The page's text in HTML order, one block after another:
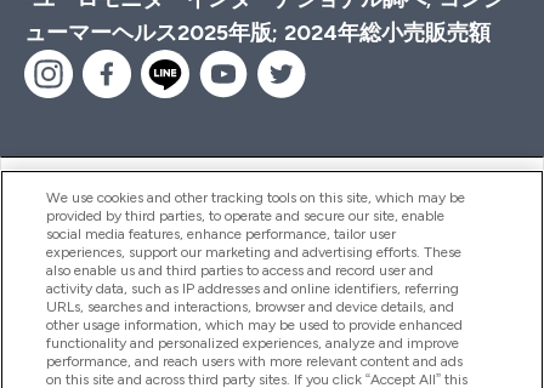
ューマーヘルス2025年版; 2024年総小売販売額
ヘルプ＆ガイド
商品について
会社概要
We use cookies and other tracking tools on this site, which may be
provided by third parties, to operate and secure our site, enable
social media features, enhance performance, tailor user
experiences, support our marketing and advertising efforts. These
also enable us and third parties to access and record user and
activity data, such as IP addresses and online identifiers, referring
URLs, searches and interactions, browser and device details, and
other usage information, which may be used to provide enhanced
functionality and personalized experiences, analyze and improve
performance, and reach users with more relevant content and ads
on this site and across third party sites. If you click “Accept All” this